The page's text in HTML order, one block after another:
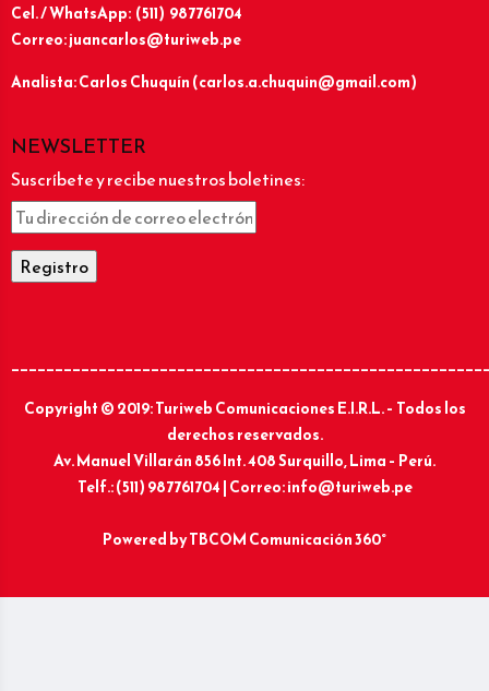
Cel. / WhatsApp: (511) 987761704
Correo: juancarlos@turiweb.pe
Analista: Carlos Chuquín (carlos.a.chuquin@gmail.com)
NEWSLETTER
Suscríbete y recibe nuestros boletines:
Copyright © 2019: Turiweb Comunicaciones E.I.R.L. – Todos los
derechos reservados.
Av. Manuel Villarán 856 Int. 408 Surquillo, Lima – Perú.
Telf.: (511) 987761704 | Correo: info@turiweb.pe
Powered byTBCOM Comunicación 360°